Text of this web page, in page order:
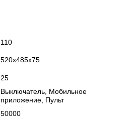
110
520x485x75
25
Выключатель, Мобильное
приложение, Пульт
50000